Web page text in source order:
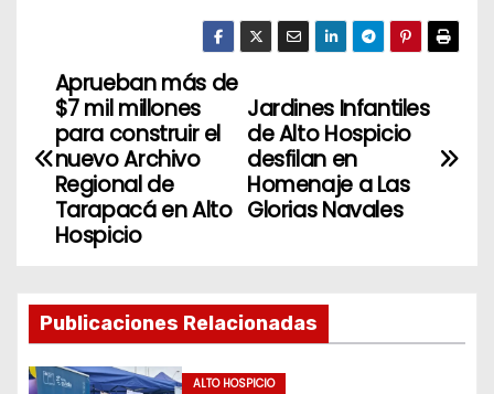
N
a
c
Jardines Infantiles
de Alto Hospicio
desfilan en
Homenaje a Las
Glorias Navales
Aprueban más de
$7 mil millones
para construir el
nuevo Archivo
Regional de
Tarapacá en Alto
Hospicio
Publicaciones Relacionadas
ALTO HOSPICIO